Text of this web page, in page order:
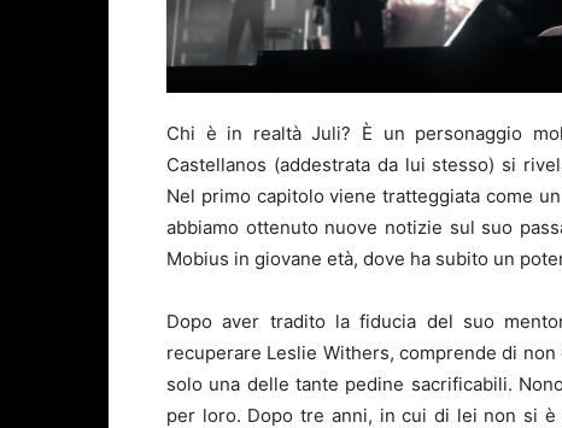
Chi è in realtà Juli? È un personaggio
Castellanos (addestrata da lui stesso) si
Nel primo capitolo viene tratteggiata come
abbiamo ottenuto nuove notizie sul suo
Mobius in giovane età, dove ha subito un
Dopo aver tradito la fiducia del suo
recuperare Leslie Withers, comprende di
solo una delle tante pedine sacrificabili.
per loro. Dopo tre anni, in cui di lei non si è